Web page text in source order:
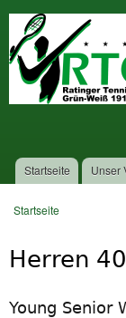
Hauptmenü
Startseite Unser
Startseite
Herren
Young Senior